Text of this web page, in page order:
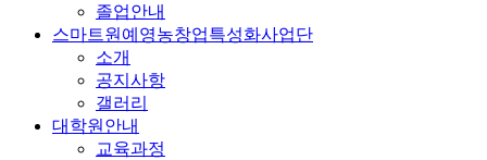
졸업안내
스마트원예영농창업특성화사업단
소개
공지사항
갤러리
대학원안내
교육과정